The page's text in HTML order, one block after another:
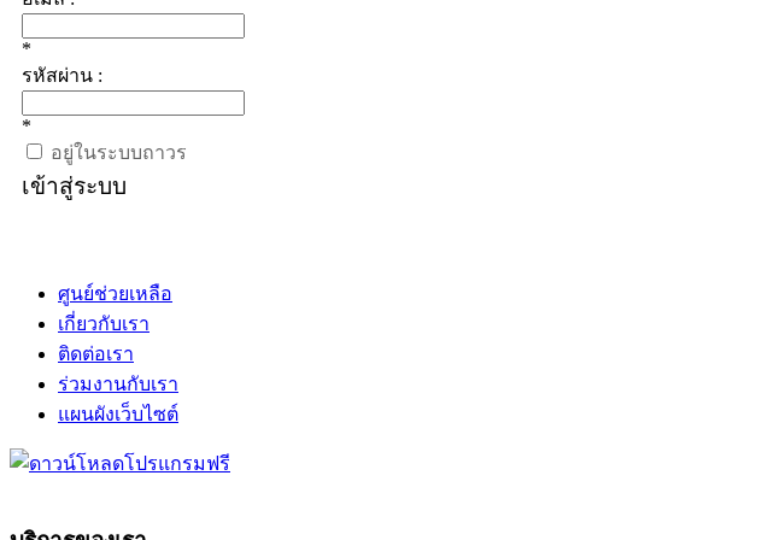
*
รหัสผ่าน :
*
อยู่ในระบบถาวร
เข้าสู่ระบบ
ศูนย์ช่วยเหลือ
เกี่ยวกับเรา
ติดต่อเรา
ร่วมงานกับเรา
แผนผังเว็บไซต์